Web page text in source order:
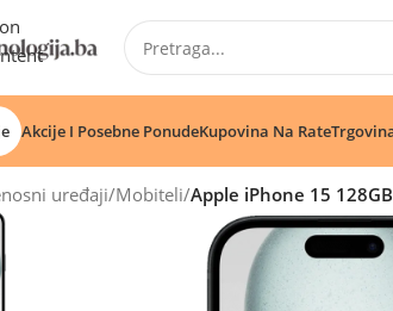
Akcije I Posebne PonudeKupovina Na Rate
uređaji/Mobiteli/Apple iPhone 15